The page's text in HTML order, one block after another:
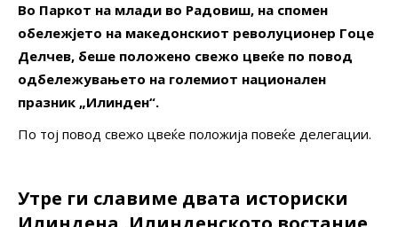
Во Паркот на млади во Радовиш, на спомен
обележјето на македонскиот револуционер Гоце
Делчев, беше положено свежо цвеќе по повод
одбележувањето на големиот национален
празник „Илинден“.
По тој повод свежо цвеќе положија повеќе делегации.
Утре ги славиме двата историски